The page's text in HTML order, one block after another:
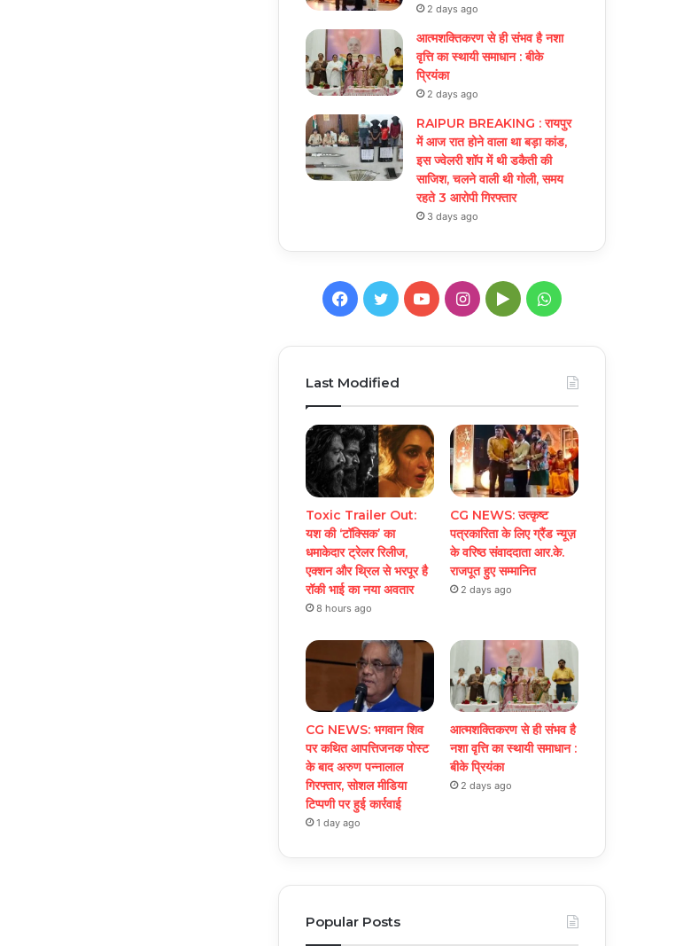
2 days ago
आत्मशक्तिकरण से ही संभव है नशा
वृत्ति का स्थायी समाधान : बीके
प्रियंका
2 days ago
RAIPUR BREAKING : रायपुर
में आज रात होने वाला था बड़ा कांड,
इस ज्वेलरी शॉप में थी डकैती की
साजिश, चलने वाली थी गोली, समय
रहते 3 आरोपी गिरफ्तार
3 days ago
Facebook
TwitterYouTubeInstagram
GoogleWhatsApp
Last Modified
Toxic Trailer Out:
यश की ‘टॉक्सिक’ का
धमाकेदार ट्रेलर रिलीज,
एक्शन और थ्रिल से भरपूर है
रॉकी भाई का नया अवतार
8 hours ago
CG NEWS: उत्कृष्ट
पत्रकारिता के लिए ग्रैंड न्यूज़
के वरिष्ठ संवाददाता आर.के.
राजपूत हुए सम्मानित
2 days ago
CG NEWS: भगवान शिव
पर कथित आपत्तिजनक पोस्ट
के बाद अरुण पन्नालाल
गिरफ्तार, सोशल मीडिया
टिप्पणी पर हुई कार्रवाई
1 day ago
आत्मशक्तिकरण से ही संभव है
नशा वृत्ति का स्थायी समाधान :
बीके प्रियंका
2 days ago
Popular Posts